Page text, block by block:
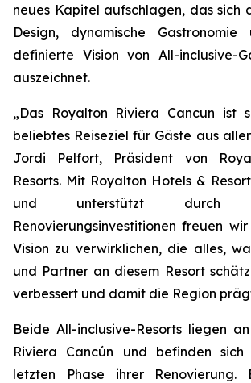
neues Kapitel aufschlagen, das sich
Design, dynamische
definierte Vision von All-inclusive-
auszeichnet.
„Das Royalton Riviera Cancun ist
beliebtes Reiseziel für Gäste aus
Jordi Pelfort, Präsident von
Resorts. Mit Royalton Hotels &
und unterstützt durch
Renovierungsinvestitionen freuen
Vision zu verwirklichen, die alles,
und Partner an diesem Resort
verbessert und damit die Region
Beide All-inclusive-Resorts liegen
Riviera Cancún und befinden
letzten Phase ihrer Renovierung.